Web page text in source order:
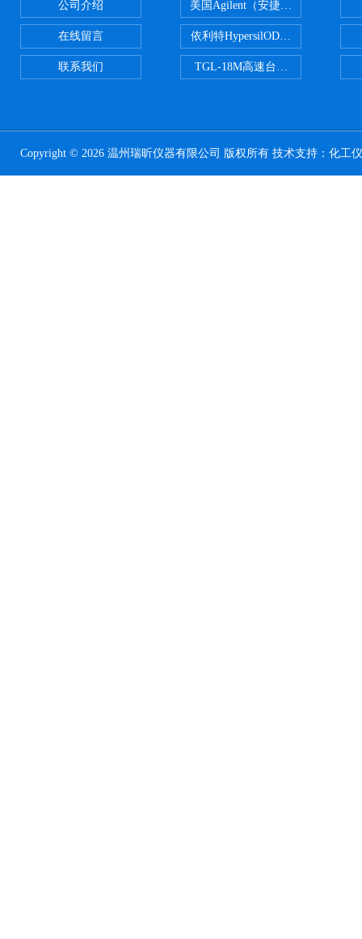
公司介绍
在线留言
联系我们
美国Agilent（安捷伦） PLOT色谱
依利特HypersilODS2/C18/C8/
TGL-18M高速台式冷冻离心机
Copyright © 2026 温州瑞昕仪器有限公司 版权所有 技术支持： 化工